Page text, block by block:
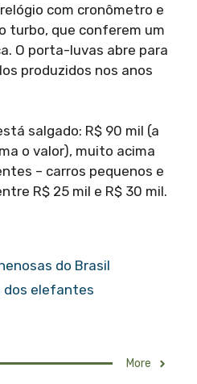
com cronômetro e
turbo, que conferem um
O porta-luvas abre para
produzidos nos anos
salgado: R$ 90 mil (a
o valor), muito acima
– carros pequenos e
R$ 25 mil e R$ 30 mil.
do Brasil
dos elefantes
More